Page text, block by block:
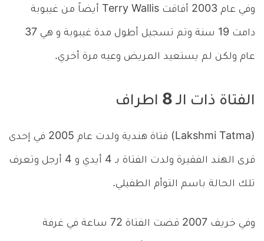
وفي عام 2003 أفاقت Terry Wallis أيضاً من غيبوبة
دامت 19 سنة وتم تسجيل أطول مدة غيبوبة و هي 37
عام ولكن لم يستعيد المريض وعيه مرة أخري.
الفتاة ذات الـ 8 اطراف
(Lakshmi Tatma) فتاة هندية ولدت عام 2005 في إحدى
قرى الهند الفقيرة ولدت الفتاة بـ 4 أيدي و 4 أرجل وتعرف
تلك الحالة باسم التوأم الطفيلي.
وفي خريف 2007 قضت الفتاة 72 ساعة في غرفة